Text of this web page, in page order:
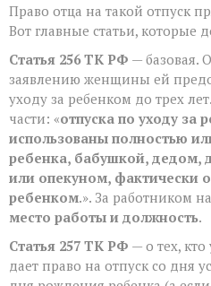
Право отца на такой отпуск
Вот главные статьи, которые
Статья 256 ТК РФ — базовая.
заявлению женщины ей
уходу за ребенком до трех
части: «отпуска по уходу за
использованы полностью
ребенка, бабушкой, дедом,
или опекуном, фактически
ребенком.». За работником
место работы и должность.
Статья 257 ТК РФ — о тех,
дает право на отпуск со дня